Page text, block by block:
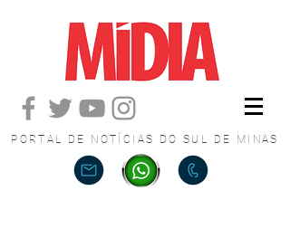
PORTAL DE NOTÍCIAS DO SUL DE MINAS